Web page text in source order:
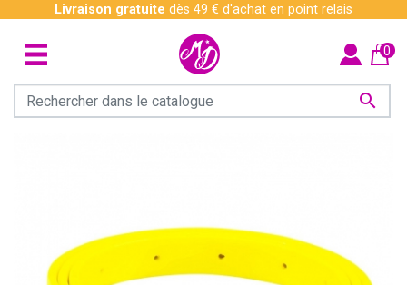
Livraison gratuite dès 49 € d'achat en point relais

0